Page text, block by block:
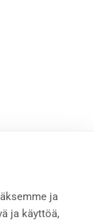
ja
ja käyttöä,